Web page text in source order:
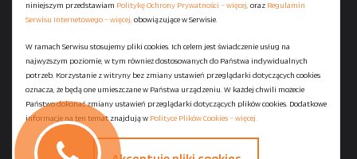
Kontakt
Regulamin serwisu
Polityka Ochrony Prywatności
Polityka Plików Cookies
niniejszym przedstawiam Politykę Ochrony Prywatności – więcej, oraz Regulamin
Serwisu Internetowego – więcej, obowiązujące w Serwisie.
W ramach Serwisu stosujemy pliki cookies. Ich celem jest świadczenie usług na
najwyższym poziomie, w tym również dostosowanych do Państwa indywidualnych
potrzeb. Korzystanie z witryny bez zmiany ustawień przeglądarki dotyczących cookies
oznacza, że będą one umieszczane w Państwa urządzeniu. W każdej chwili możecie
Państwo dokonać zmiany ustawień przeglądarki dotyczących plików cookies. Dodatkowe
informacje na ten temat znajdują w Polityce Plików Cookies – więcej.